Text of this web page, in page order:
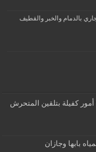
بالدمام والخبر والقطيف
التحرش في الجامعة: 5 أمور كفيلة بتلقين المتحرش
بابها وجازان